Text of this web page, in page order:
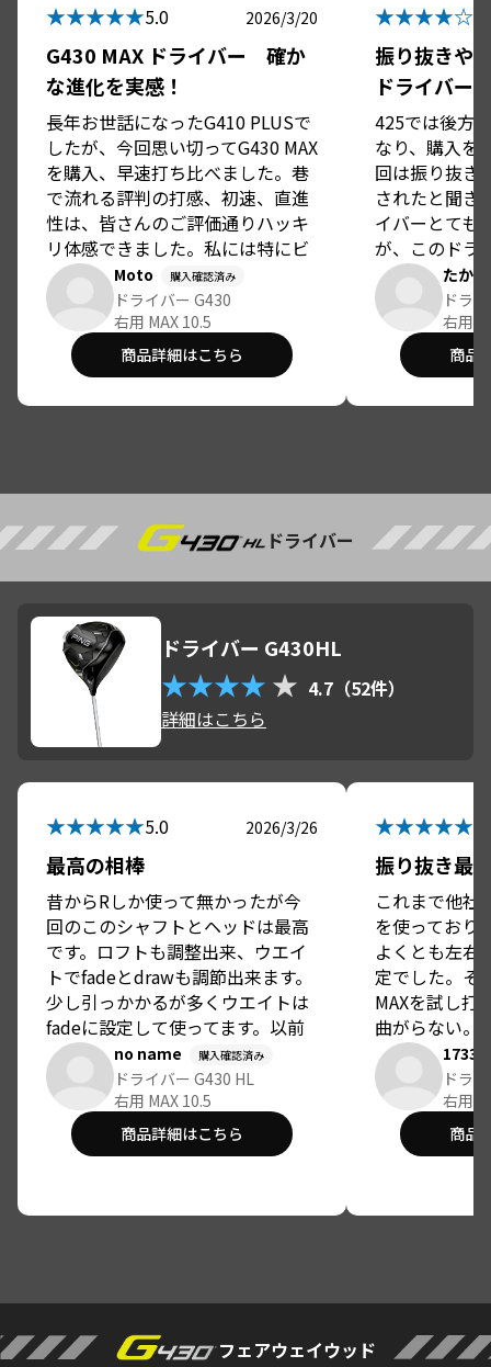
ェアウェイキ
ドライバーで
たことで、セ
の選択肢が広
に縮まってい
は単なるクラ
ゴルフに対す
た存在だった
満たしながら
を補ってくれ
ーショットは
た。振ること
ら安定を手に
ゴルフの楽
れた。今で
★★★★★5.0 2026/3/20
G430 MAX ドライバー 確か
な進化を実感！
長年お世話になったG410 PLUSで
したが、今回思い切ってG430 MAX
を購入、早速打ち比べました。巷
で流れる評判の打感、初速、直進
性は、皆さんのご評価通りハッキ
リ体感できました。私には特にビ
ュンと前に出る感じが、初速と直
進性なのでしょうか、快感でし
た。確かな進化が感じられた良い
お買い物になりました。初めて買
ったアイアンセットはPING
EYE2、やっぱりPING製品から離
Moto 購入確認済み
ドライバー G430
右用 MAX 10.5
商品詳細はこちら
★★★★☆
振り抜きや
ドライバー
425では後方
なり、購入を
回は振り抜き
されたと聞き
イバーとても
が、このドラ
て振り切って
フトがある程
スタムシャフ
も嬉しいポ
たか
ドラ
右用
商品
ドライバー
ドライバー G430HL
★★★★ ★ 4.7（52件）
詳細はこちら
★★★★★5.0 2026/3/26
最高の相棒
昔からRしか使って無かったが今
回のこのシャフトとヘッドは最高
です。ロフトも調整出来、ウエイ
トでfadeとdrawも調節出来ます。
少し引っかかるが多くウエイトは
fadeに設定して使ってます。以前
のドライバーより20ヤードほど飛
距離も伸びて、方向も安定するよ
うになりました。打球の音もいい
です。
no name 購入確認済み
ドライバー G430 HL
右用 MAX 10.5
商品詳細はこちら
★★★★★
振り抜き最
これまで他社
を使っており
よくとも左右
定でした。そ
MAXを試し打
曲がらない。
NX35であっ
かった。力み
がとりやすい
です。さら
を調整すれ
1733
ドラ
右用
商品
フェアウェイウッド